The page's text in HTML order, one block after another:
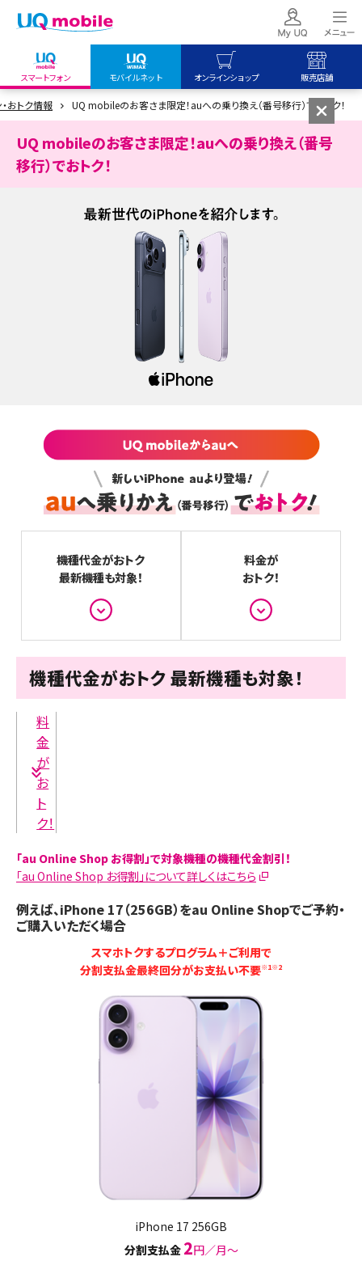
スマートフォン モバイルネット オンラインショップ 販売店舗
my UQ WiMAX
UQ WiMAX ご契約の方
My UQ mobile
UQ mobile ご契約の方
UQ mobile
データチャージサイト
UQ mobile
オンラインショップ
UQ WiMAX
オンラインショップ
UQ mobile
販売店舗
UQ WiMAX
販売店舗
おトク情報 UQ mobileのお客さま限定！auへの乗り換え（番号移行）でおトク！
UQ mobileのお客さま限定！auへの乗り換え（番号
移行）でおトク！
機種代金がおトク
最新機種も対象！
料金が
おトク！
機種代金がおトク 最新機種も対象！
料
金
が
お
ト
ク！
「au Online Shop お得割」で対象機種の機種代金割引！
「au Online Shop お得割」について詳しくはこちら
例えば、iPhone 17（256GB）をau Online Shopでご予約・
ご購入いただく場合
スマホトクするプログラム＋ご利用で
分割支払金最終回分がお支払い不要※1※2
iPhone 17 256GB
分割支払金 2円／月〜